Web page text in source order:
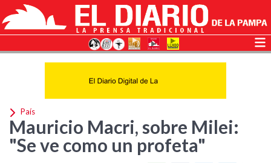
País
Mauricio Macri, sobre Milei:
"Se ve como un profeta"